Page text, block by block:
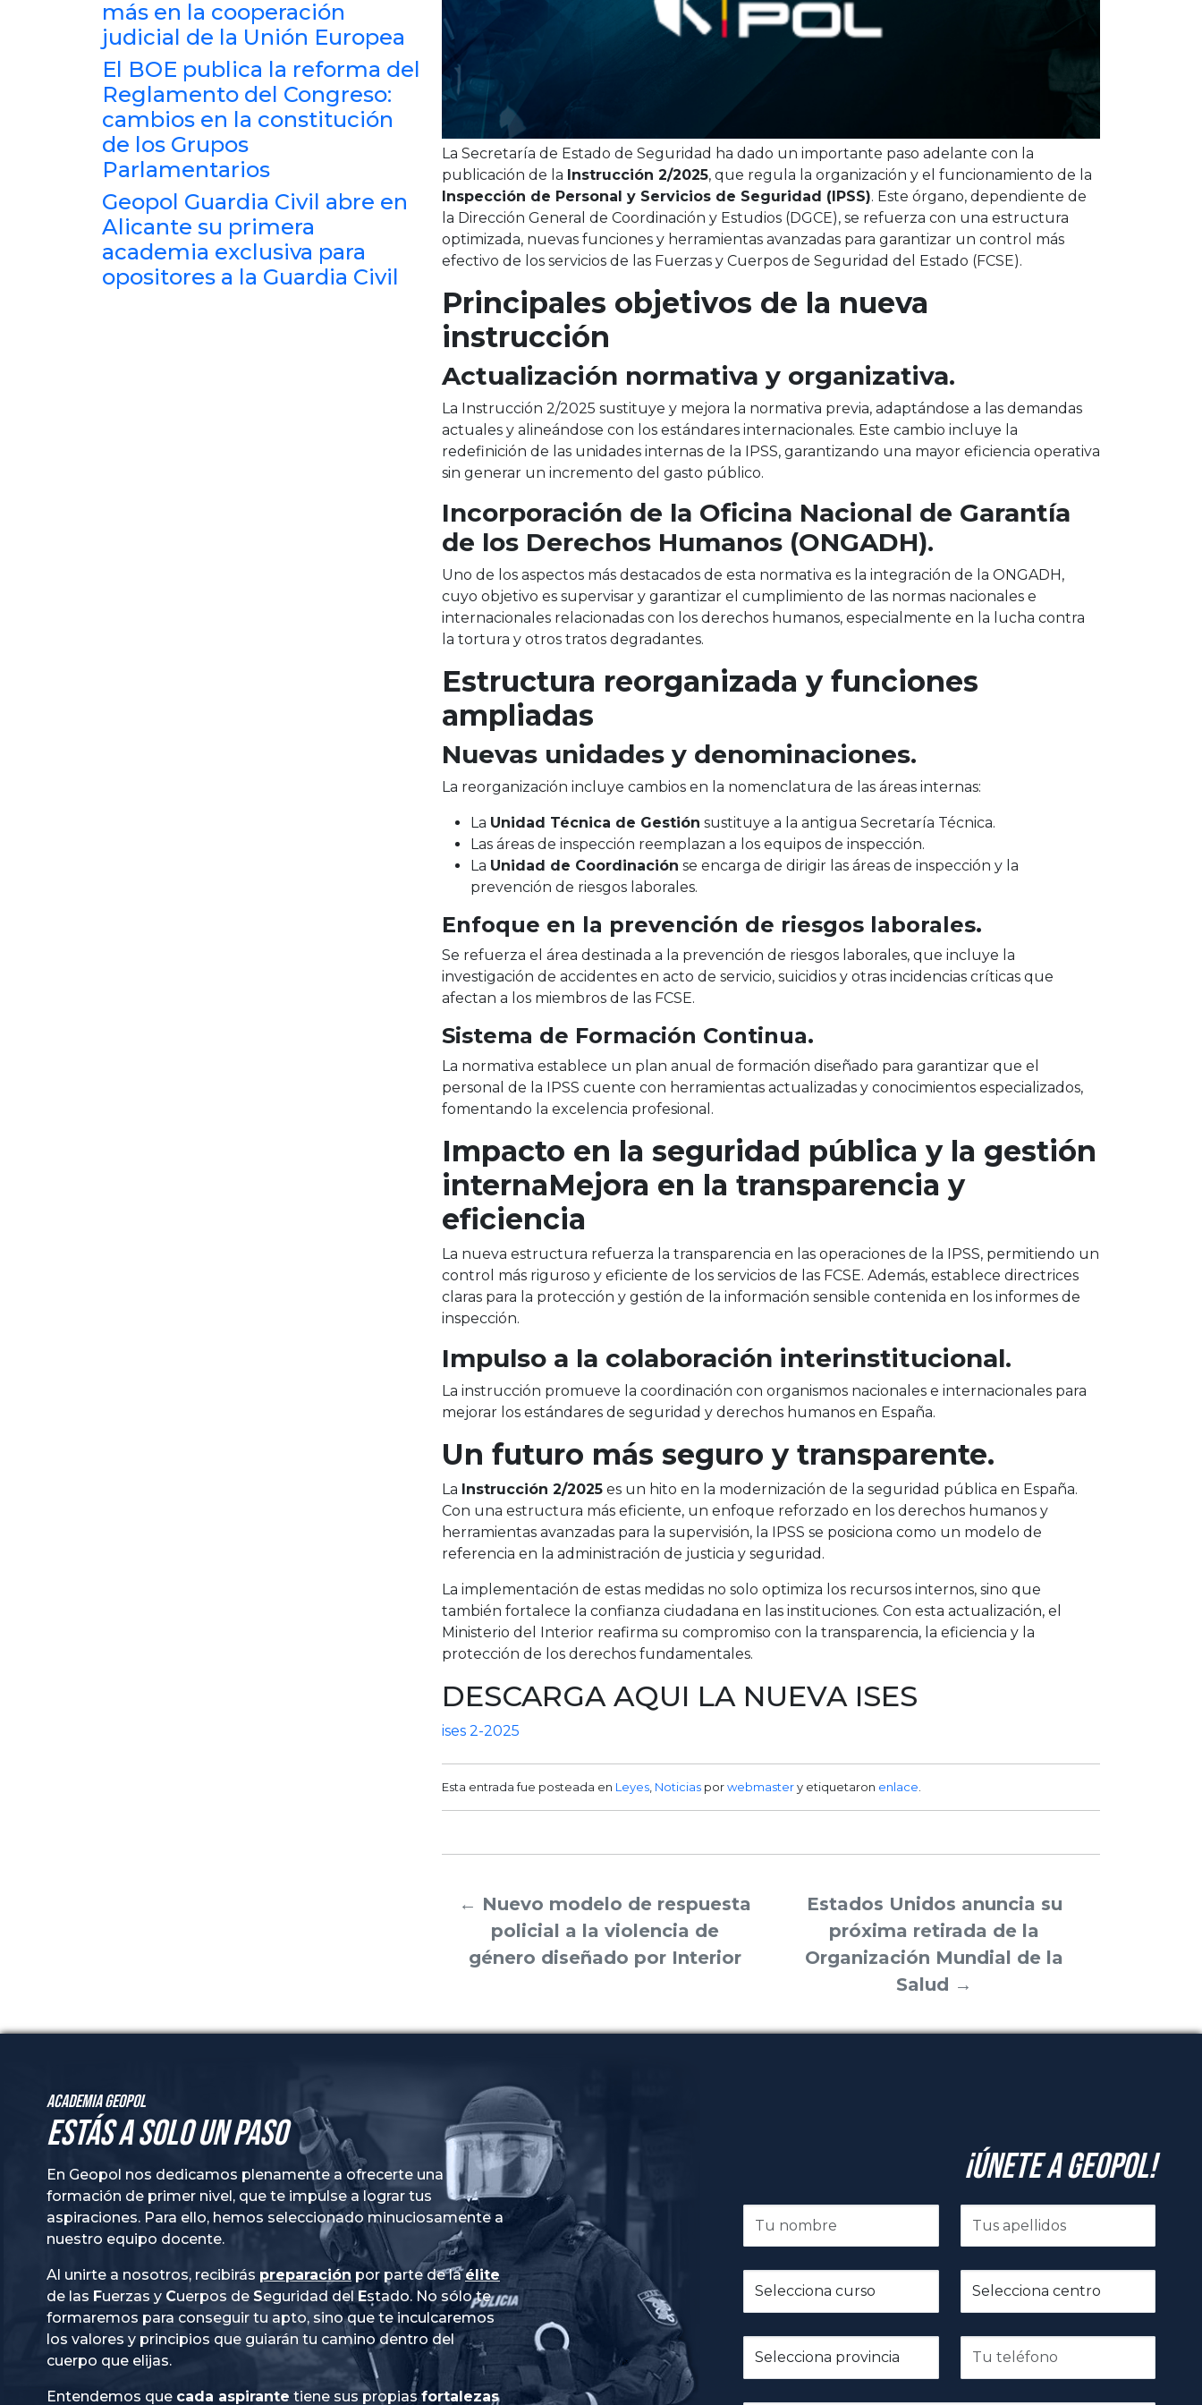
La Secretaría de Estado de Seguridad ha dado un importante paso adelante con la
publicación de la Instrucción 2/2025, que regula la organización y el funcionamiento de la
Inspección de Personal y Servicios de Seguridad (IPSS). Este órgano, dependiente de
la Dirección General de Coordinación y Estudios (DGCE), se refuerza con una estructura
optimizada, nuevas funciones y herramientas avanzadas para garantizar un control más
efectivo de los servicios de las Fuerzas y Cuerpos de Seguridad del Estado (FCSE).
Principales objetivos de la nueva
instrucción
Actualización normativa y organizativa.
La Instrucción 2/2025 sustituye y mejora la normativa previa, adaptándose a las demandas
actuales y alineándose con los estándares internacionales. Este cambio incluye la
redefinición de las unidades internas de la IPSS, garantizando una mayor eficiencia operativa
sin generar un incremento del gasto público​.
Incorporación de la Oficina Nacional de Garantía
de los Derechos Humanos (ONGADH).
Uno de los aspectos más destacados de esta normativa es la integración de la ONGADH,
cuyo objetivo es supervisar y garantizar el cumplimiento de las normas nacionales e
internacionales relacionadas con los derechos humanos, especialmente en la lucha contra
la tortura y otros tratos degradantes​.
Estructura reorganizada y funciones
ampliadas
Nuevas unidades y denominaciones.
La reorganización incluye cambios en la nomenclatura de las áreas internas:
La Unidad Técnica de Gestión sustituye a la antigua Secretaría Técnica.
Las áreas de inspección reemplazan a los equipos de inspección.
La Unidad de Coordinación se encarga de dirigir las áreas de inspección y la
prevención de riesgos laborales.
Enfoque en la prevención de riesgos laborales.
Se refuerza el área destinada a la prevención de riesgos laborales, que incluye la
investigación de accidentes en acto de servicio, suicidios y otras incidencias críticas que
afectan a los miembros de las FCSE​.
Sistema de Formación Continua.
La normativa establece un plan anual de formación diseñado para garantizar que el
personal de la IPSS cuente con herramientas actualizadas y conocimientos especializados,
fomentando la excelencia profesional​.
Impacto en la seguridad pública y la gestión
internaMejora en la transparencia y
eficiencia
La nueva estructura refuerza la transparencia en las operaciones de la IPSS, permitiendo un
control más riguroso y eficiente de los servicios de las FCSE. Además, establece directrices
claras para la protección y gestión de la información sensible contenida en los informes de
inspección.
Impulso a la colaboración interinstitucional.
La instrucción promueve la coordinación con organismos nacionales e internacionales para
mejorar los estándares de seguridad y derechos humanos en España​.
Un futuro más seguro y transparente.
La Instrucción 2/2025 es un hito en la modernización de la seguridad pública en España.
Con una estructura más eficiente, un enfoque reforzado en los derechos humanos y
herramientas avanzadas para la supervisión, la IPSS se posiciona como un modelo de
referencia en la administración de justicia y seguridad.
La implementación de estas medidas no solo optimiza los recursos internos, sino que
también fortalece la confianza ciudadana en las instituciones. Con esta actualización, el
Ministerio del Interior reafirma su compromiso con la transparencia, la eficiencia y la
protección de los derechos fundamentales.
DESCARGA AQUI LA NUEVA ISES
ises 2-2025
Esta entrada fue posteada en Leyes Noticias porwebmastery etiquetaron enlace
← Nuevo modelo de respuesta
policial a la violencia de
género diseñado por Interior
Estados Unidos anuncia su
próxima retirada de la
Organización Mundial de la
Salud →
más en la cooperación
judicial de la Unión Europea
El BOE publica la reforma del
Reglamento del Congreso:
cambios en la constitución
de los Grupos
Parlamentarios
Geopol Guardia Civil abre en
Alicante su primera
academia exclusiva para
opositores a la Guardia Civil
Academia GeoPol
Estás a solo un paso
En Geopol nos dedicamos plenamente a ofrecerte una
formación de primer nivel, que te impulse a lograr tus
aspiraciones. Para ello, hemos seleccionado minuciosamente a
nuestro equipo docente.
Al unirte a nosotros, recibirás preparación por parte de laélite
de las
Fuerzas y Cuerpos de Seguridad del Estado. No sólo te
formaremos para conseguir tu apto, sino que te inculcaremos
los valores y principios que guiarán tu camino dentro del
cuerpo que elijas.
Entendemos que cada aspirante tiene sus propiasfortalezas
¡Únete a GeoPol!